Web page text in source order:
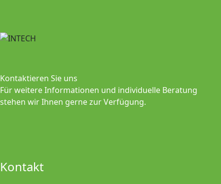
Kontaktieren Sie uns
Für weitere Informationen und individuelle Beratung
stehen wir Ihnen gerne zur Verfügung.
Kontakt